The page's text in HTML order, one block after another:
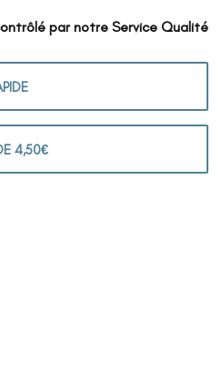
par notre Service Qualité
4,50€